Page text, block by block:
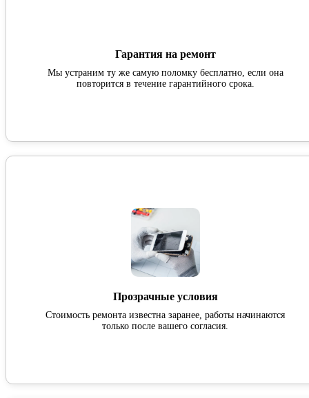
Гарантия на ремонт
Мы устраним ту же самую поломку бесплатно, если она
повторится в течение гарантийного срока.
Прозрачные условия
Стоимость ремонта известна заранее, работы начинаются
только после вашего согласия.